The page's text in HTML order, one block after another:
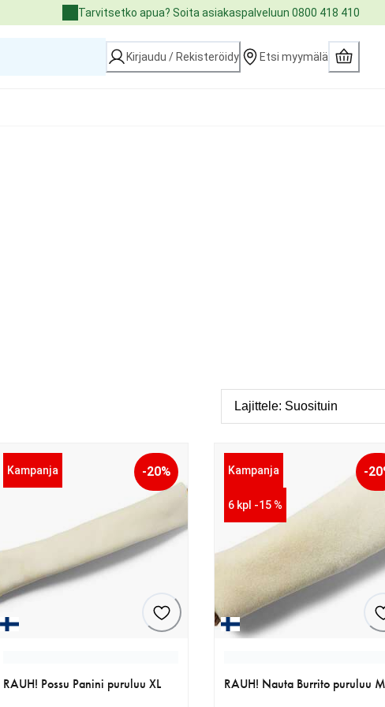
Tarvitsetko apua? Soita asiakaspalveluun 0800 418 410
Kirjaudu / Rekisteröidy Etsi myymälä
Kampanja -20%
RAUH! Possu Panini puruluu XL
Kampanja
6 kpl -15 %
-
RAUH! Nauta Burrito puruluu